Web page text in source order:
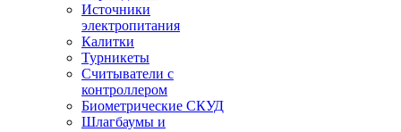
Источники
электропитания
Калитки
Турникеты
Считыватели с
контроллером
Биометрические СКУД
Шлагбаумы и